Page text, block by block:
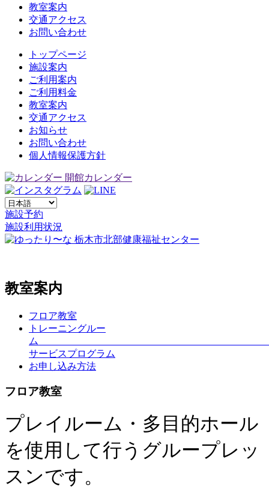
教室案内
交通アクセス
お問い合わせ
トップページ
施設案内
ご利用案内
ご利用料金
教室案内
交通アクセス
お知らせ
お問い合わせ
個人情報保護方針
開館カレンダー
施設予約
施設利用状況
教室案内
フロア教室
トレーニングルー
サービスプログラム
お申し込み方法
フロア教室
プレイルーム・多目的ホール
を使用して行うグループレッ
スンです。